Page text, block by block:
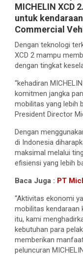
MICHELIN XCD
untuk
Commercial
Dengan teknologi
XCD 2 mampu
dengan tingkat
“kehadiran
komitmen jangka
mobilitas yang lebih
President Director
Dengan
di Indonesia
maksimal melalui
efisiensi yang lebih
Baca Juga : PT
“Aktivitas ekonomi
mobilitas kendaraan
itu, kami
kebutuhan para
memberikan
peluncuran